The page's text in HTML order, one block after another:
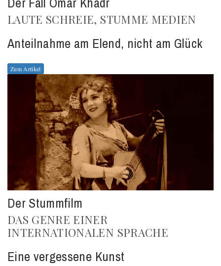
LAUTE SCHREIE, STUMME MEDIEN
Anteilnahme am Elend, nicht am Glück
Zum Artikel
Der Stummfilm
DAS GENRE EINER
INTERNATIONALEN SPRACHE
Eine vergessene Kunst